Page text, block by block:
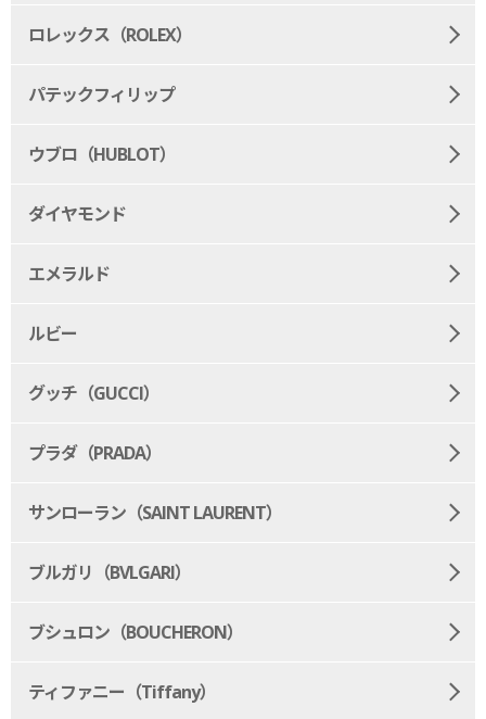
ロレックス（ROLEX）
パテックフィリップ
ウブロ（HUBLOT）
ダイヤモンド
エメラルド
ルビー
グッチ（GUCCI）
プラダ（PRADA）
サンローラン（SAINT LAURENT）
ブルガリ（BVLGARI）
ブシュロン（BOUCHERON）
ティファニー（Tiffany）